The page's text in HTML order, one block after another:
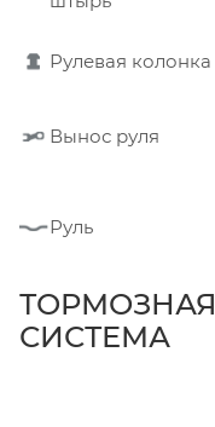
Рулевая колонка
Вынос руля
Руль
ТОРМОЗНАЯ
СИСТЕМА